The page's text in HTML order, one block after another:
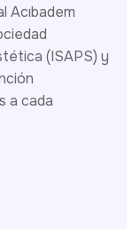
Acıbadem
(ISAPS) y
a cada